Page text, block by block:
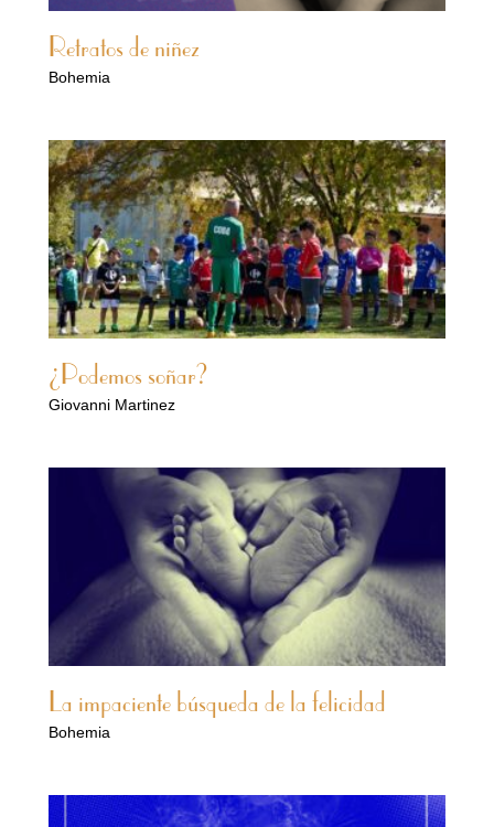
Retratos de niñez
Bohemia
¿Podemos soñar?
Giovanni Martinez
La impaciente búsqueda de la felicidad
Bohemia